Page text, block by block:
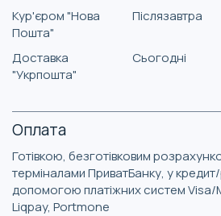
Кур'єром "Нова
Пошта"
Післязавтра
Доставка
"Укрпошта"
Сьогодні
Оплата
Готівкою, безготівковим
терміналами ПриватБанку, у
допомогою платіжних систем
Liqpay, Portmone